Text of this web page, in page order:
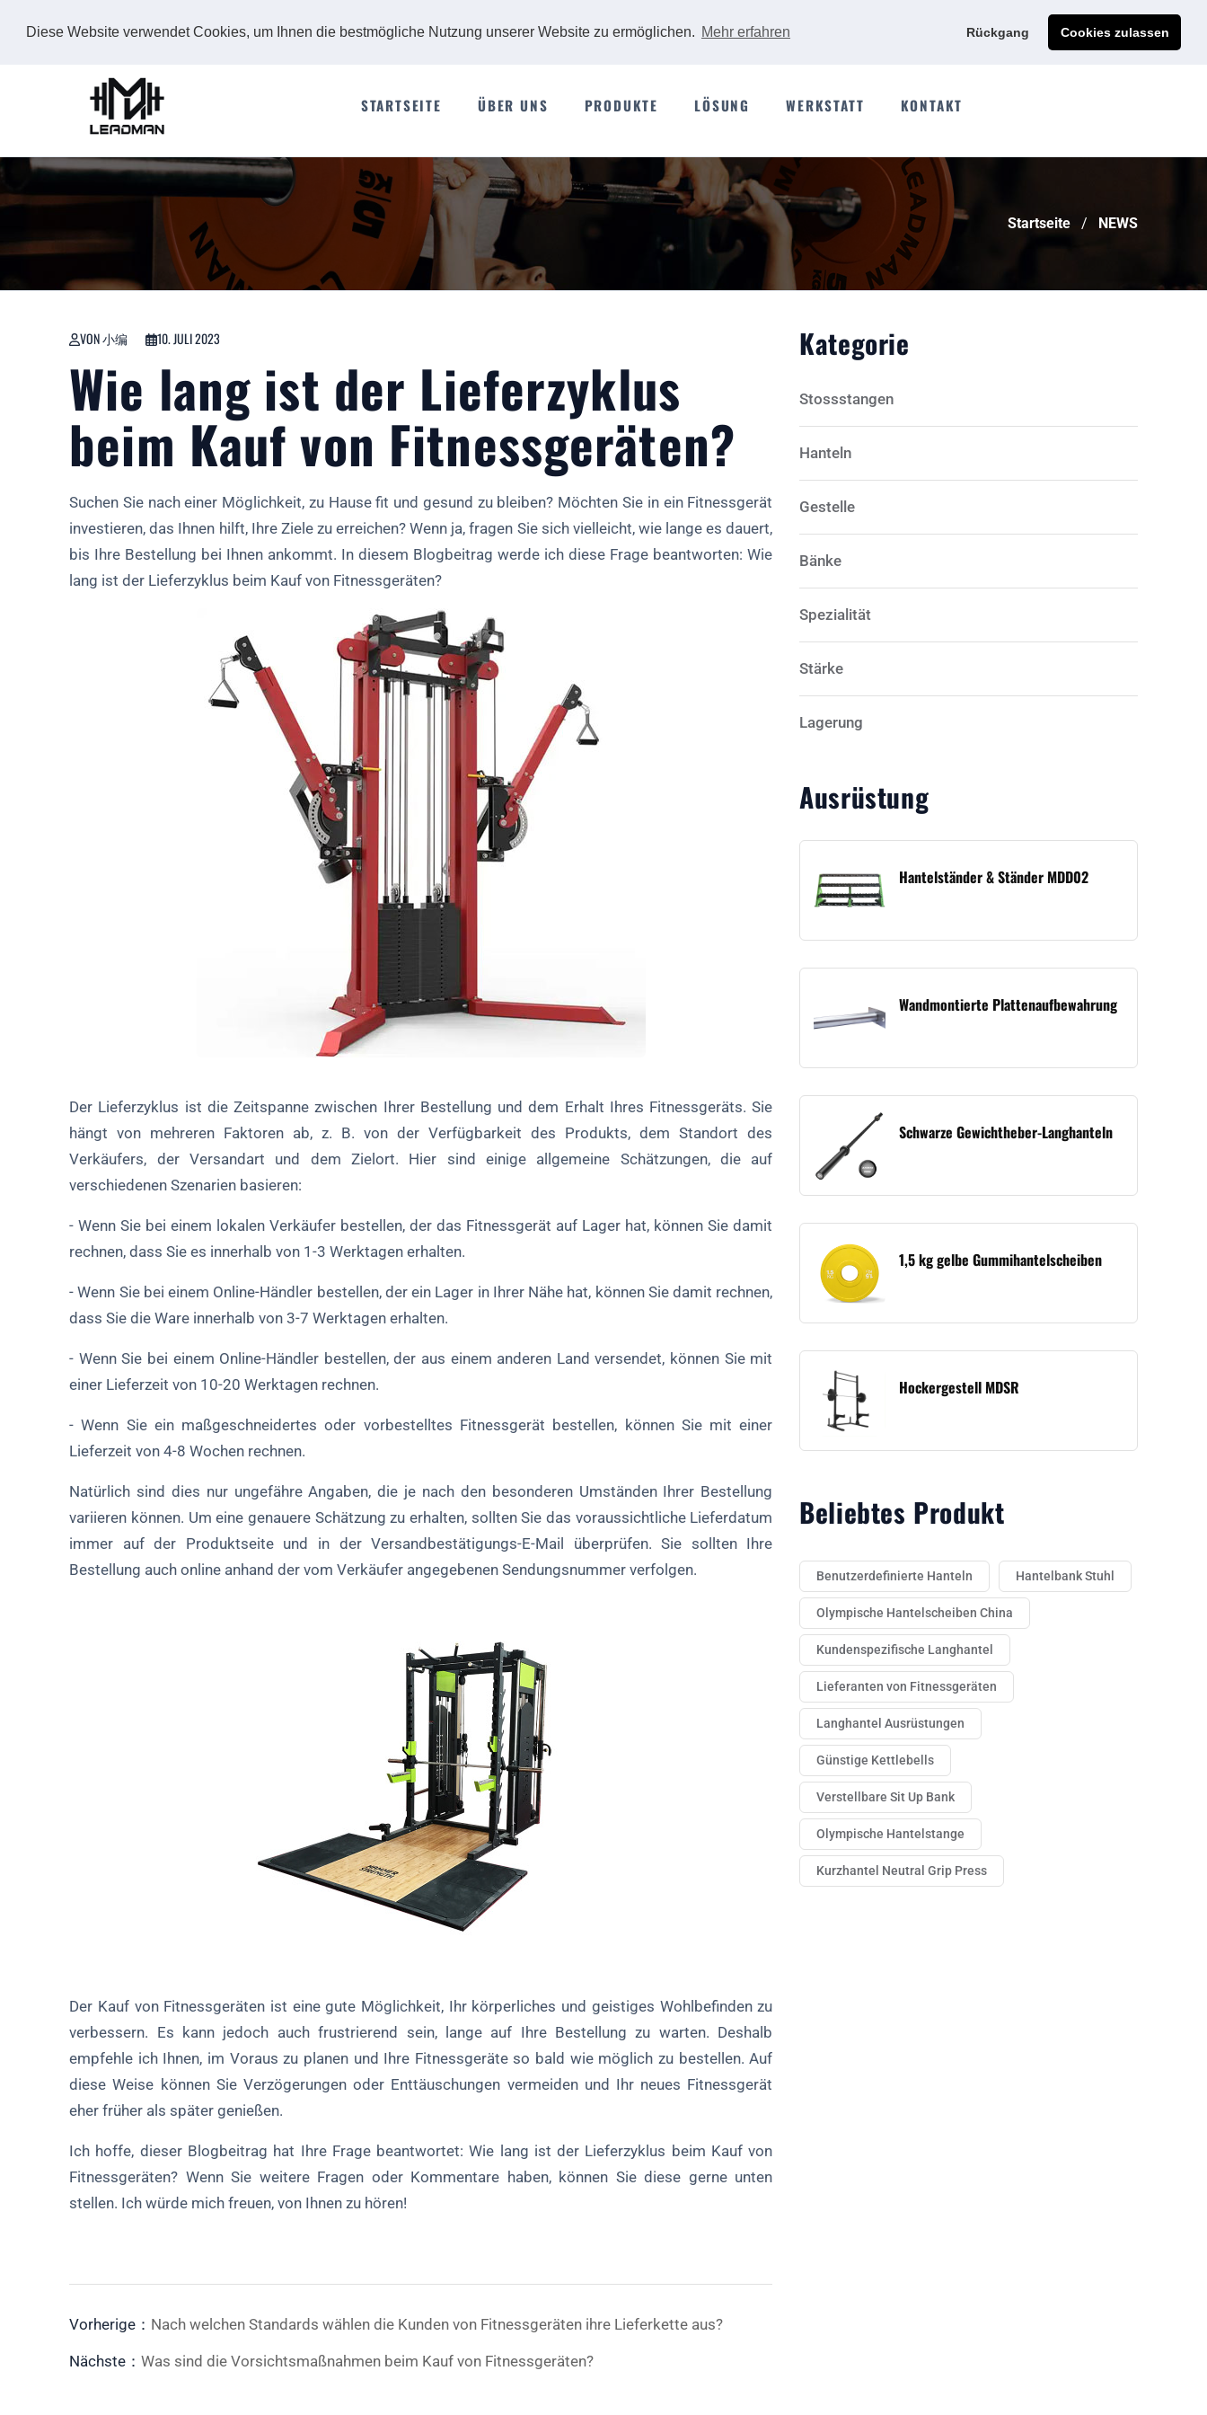
Diese Website verwendet Cookies, um Ihnen die bestmögliche Nutzung unserer Website zu ermöglichen. Mehr erfahren Rückgang Cookies zulassen
Jetzt individuelles Angebot anfordern
STARTSEITE ÜBER UNS PRODUKTE LÖSUNG WERKSTATT KONTAKT
Startseite NEWS
VON 小编 10. JULI 2023
Wie lang ist der Lieferzyklus
beim Kauf von Fitnessgeräten?
Suchen Sie nach einer Möglichkeit, zu Hause fit und gesund zu bleiben? Möchten Sie in ein Fitnessgerät
investieren, das Ihnen hilft, Ihre Ziele zu erreichen? Wenn ja, fragen Sie sich vielleicht, wie lange es dauert,
bis Ihre Bestellung bei Ihnen ankommt. In diesem Blogbeitrag werde ich diese Frage beantworten: Wie
lang ist der Lieferzyklus beim Kauf von Fitnessgeräten?
Der Lieferzyklus ist die Zeitspanne zwischen Ihrer Bestellung und dem Erhalt Ihres Fitnessgeräts. Sie
hängt von mehreren Faktoren ab, z. B. von der Verfügbarkeit des Produkts, dem Standort des
Verkäufers, der Versandart und dem Zielort. Hier sind einige allgemeine Schätzungen, die auf
verschiedenen Szenarien basieren:
- Wenn Sie bei einem lokalen Verkäufer bestellen, der das Fitnessgerät auf Lager hat, können Sie damit
rechnen, dass Sie es innerhalb von 1-3 Werktagen erhalten.
- Wenn Sie bei einem Online-Händler bestellen, der ein Lager in Ihrer Nähe hat, können Sie damit rechnen,
dass Sie die Ware innerhalb von 3-7 Werktagen erhalten.
- Wenn Sie bei einem Online-Händler bestellen, der aus einem anderen Land versendet, können Sie mit
einer Lieferzeit von 10-20 Werktagen rechnen.
- Wenn Sie ein maßgeschneidertes oder vorbestelltes Fitnessgerät bestellen, können Sie mit einer
Lieferzeit von 4-8 Wochen rechnen.
Natürlich sind dies nur ungefähre Angaben, die je nach den besonderen Umständen Ihrer Bestellung
variieren können. Um eine genauere Schätzung zu erhalten, sollten Sie das voraussichtliche Lieferdatum
immer auf der Produktseite und in der Versandbestätigungs-E-Mail überprüfen. Sie sollten Ihre
Bestellung auch online anhand der vom Verkäufer angegebenen Sendungsnummer verfolgen.
Der Kauf von Fitnessgeräten ist eine gute Möglichkeit, Ihr körperliches und geistiges Wohlbefinden zu
verbessern. Es kann jedoch auch frustrierend sein, lange auf Ihre Bestellung zu warten. Deshalb
empfehle ich Ihnen, im Voraus zu planen und Ihre Fitnessgeräte so bald wie möglich zu bestellen. Auf
diese Weise können Sie Verzögerungen oder Enttäuschungen vermeiden und Ihr neues Fitnessgerät
eher früher als später genießen.
Ich hoffe, dieser Blogbeitrag hat Ihre Frage beantwortet: Wie lang ist der Lieferzyklus beim Kauf von
Fitnessgeräten? Wenn Sie weitere Fragen oder Kommentare haben, können Sie diese gerne unten
stellen. Ich würde mich freuen, von Ihnen zu hören!
Vorherige： Nach welchen Standards wählen die Kunden von Fitnessgeräten ihre Lieferkette aus?
Nächste：Was sind die Vorsichtsmaßnahmen beim Kauf von Fitnessgeräten?
Kategorie
Stossstangen
Hanteln
Gestelle
Bänke
Spezialität
Stärke
Lagerung
Ausrüstung
Hantelständer & Ständer MDD02
Wandmontierte Plattenaufbewahrung
Schwarze Gewichtheber-Langhanteln
1,5 kg gelbe Gummihantelscheiben
Hockergestell MDSR
Beliebtes Produkt
Benutzerdefinierte Hanteln Hantelbank Stuhl
Olympische Hantelscheiben China
Kundenspezifische Langhantel
Lieferanten von Fitnessgeräten
Langhantel Ausrüstungen
Günstige Kettlebells
Verstellbare Sit Up Bank
Olympische Hantelstange
Kurzhantel Neutral Grip Press